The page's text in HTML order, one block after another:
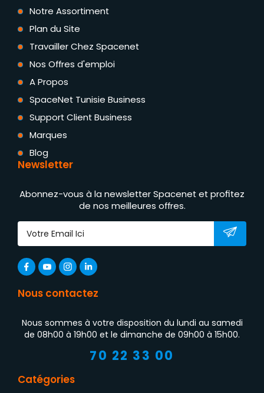
Notre Assortiment
Plan du Site
Travailler Chez Spacenet
Nos Offres d'emploi
A Propos
SpaceNet Tunisie Business
Support Client Business
Marques
Blog
Newsletter
Abonnez-vous à la newsletter Spacenet et profitez
de nos meilleures offres.
Nous contactez
Nous sommes à votre disposition du lundi au samedi
de 08h00 à 19h00 et le dimanche de 09h00 à 15h00.
70 22 33 00
Catégories